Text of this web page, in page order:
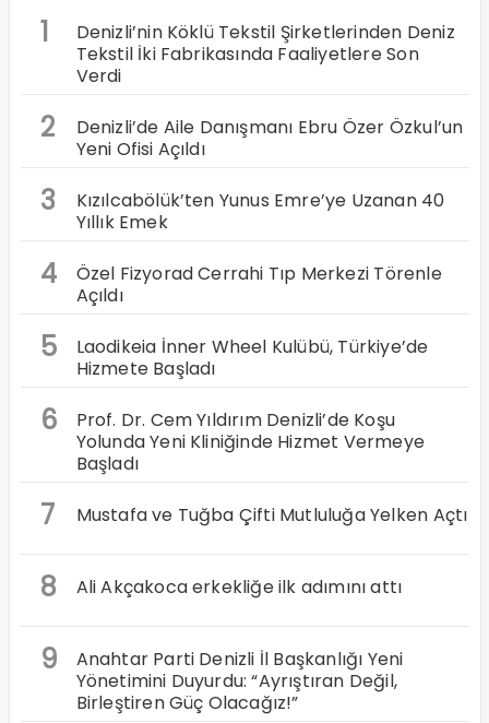
1
Denizli’nin Köklü Tekstil Şirketlerinden Deniz
Tekstil İki Fabrikasında Faaliyetlere Son
Verdi
2
Denizli’de Aile Danışmanı Ebru Özer Özkul’un
Yeni Ofisi Açıldı
3
Kızılcabölük’ten Yunus Emre’ye Uzanan 40
Yıllık Emek
4
Özel Fizyorad Cerrahi Tıp Merkezi Törenle
Açıldı
5
Laodikeia İnner Wheel Kulübü, Türkiye’de
Hizmete Başladı
6
Prof. Dr. Cem Yıldırım Denizli’de Koşu
Yolunda Yeni Kliniğinde Hizmet Vermeye
Başladı
7 Mustafa ve Tuğba Çifti Mutluluğa Yelken Açtı
8 Ali Akçakoca erkekliğe ilk adımını attı
9
Anahtar Parti Denizli İl Başkanlığı Yeni
Yönetimini Duyurdu: “Ayrıştıran Değil,
Birleştiren Güç Olacağız!”